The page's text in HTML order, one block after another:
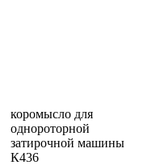
коромысло для
однороторной
затирочной машины
К436